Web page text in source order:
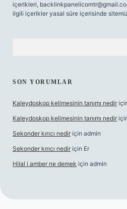
içerikleri,
ilgili içerikler yasal süre içerisinde
SON YORUMLAR
Kaleydoskop kelimesinin tanımı nedir
Kaleydoskop kelimesinin tanımı nedir
Sekonder kırıcı nedir için admin
Sekonder kırıcı nedir için Er
Hilal i amber ne demek için admin